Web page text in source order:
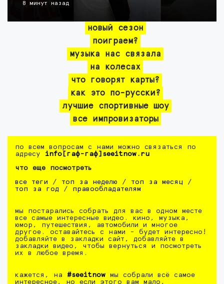
8 минут назад
новый сезон
поиграем?
музыка нас связала
на колесах
что говорят карты?
как это по-русски?
лучшие спортивные шоу
все импровизаторы
по всем вопросам с нами можно связаться по
адресу info[гаф-гаф]seeitnow.ru
что еще посмотреть
все теги / топ за неделю / топ за месяц /
топ за год / правообладателям
мы постарались собрать для вас в одном месте
все самые интересные видео. кино, музыка,
юмор, путешествия, автомобили и многое
другое. оставайтесь с нами - будет интересно!
добавляйте в закладки сайт, добавляйте в
закладки видео, чтобы вернуться и посмотреть
их в любое время.
кажется, на #seeitnow мы собрали всё самое
интересное, но если этого вам мало,